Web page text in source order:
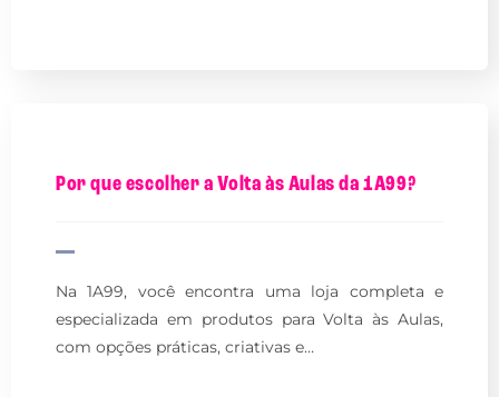
Por que escolher a Volta às Aulas da 1A99?
Na 1A99, você encontra uma loja completa e
especializada em produtos para Volta às Aulas,
com opções práticas, criativas e…